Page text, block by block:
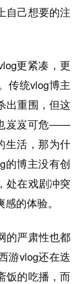
自己想要的注
更紧凑，更
传统vlog博主
出重围，但这
岌岌可危——
生活，那为什
的博主没有创
处在戏剧冲突
的体验。
的严肃性也都
vlog还在迭
饭的吃播，而